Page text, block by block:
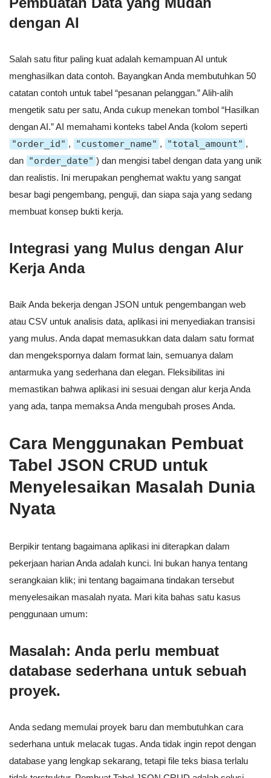
dengan AI
Salah satu fitur paling kuat adalah kemampuan AI untuk
menghasilkan data contoh. Bayangkan Anda membutuhkan 50
catatan contoh untuk tabel “pesanan pelanggan.” Alih-alih
mengetik satu per satu, Anda cukup menekan tombol “Hasilkan
dengan AI.” AI memahami konteks tabel Anda (kolom seperti
"order_id" , "customer_name" , "total_amount" ,
dan "order_date" ) dan mengisi tabel dengan data yang unik
dan realistis. Ini merupakan penghemat waktu yang sangat
besar bagi pengembang, penguji, dan siapa saja yang sedang
membuat konsep bukti kerja.
Integrasi yang Mulus dengan Alur
Kerja Anda
Baik Anda bekerja dengan JSON untuk pengembangan web
atau CSV untuk analisis data, aplikasi ini menyediakan transisi
yang mulus. Anda dapat memasukkan data dalam satu format
dan mengekspornya dalam format lain, semuanya dalam
antarmuka yang sederhana dan elegan. Fleksibilitas ini
memastikan bahwa aplikasi ini sesuai dengan alur kerja Anda
yang ada, tanpa memaksa Anda mengubah proses Anda.
Cara Menggunakan Pembuat
Tabel JSON CRUD untuk
Menyelesaikan Masalah Dunia
Nyata
Berpikir tentang bagaimana aplikasi ini diterapkan dalam
pekerjaan harian Anda adalah kunci. Ini bukan hanya tentang
serangkaian klik; ini tentang bagaimana tindakan tersebut
menyelesaikan masalah nyata. Mari kita bahas satu kasus
penggunaan umum:
Masalah: Anda perlu membuat
database sederhana untuk sebuah
proyek.
Anda sedang memulai proyek baru dan membutuhkan cara
sederhana untuk melacak tugas. Anda tidak ingin repot dengan
database yang lengkap sekarang, tetapi file teks biasa terlalu